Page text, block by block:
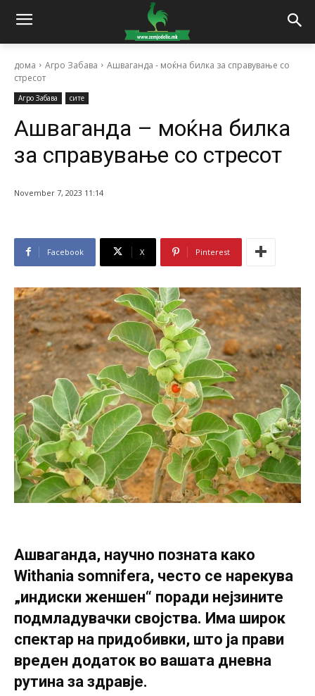
дома Агро Забава
Ашваганда - моќна билка за справување со
стресот
Агро Забава сите
Ашваганда – моќна билка
за справување со стресот
November 7, 2023 11:14
Facebook X Pinterest
Ашваганда, научно позната како
Withania somnifera, често се нарекува
„индиски женшен“ поради нејзините
подмладувачки својства. Има широк
спектар на придобивки, што ја прави
вреден додаток во вашата дневна
рутина за здравје.